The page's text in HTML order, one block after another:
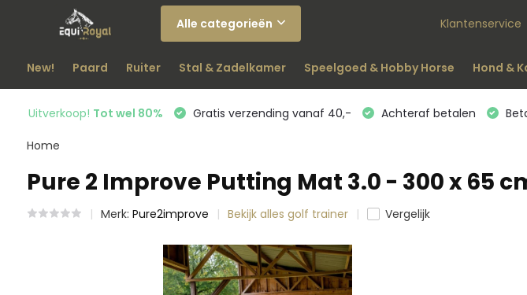
Alle categorieën Klantenservice
New! Paard Ruiter Stal & Zadelkamer Speelgoed & Hobby Horse Hond &
Uitverkoop! Tot wel 80% Gratis verzending vanaf 40,- Achteraf betalen
Home
Pure 2 Improve Putting Mat 3.0 - 300 x 65
Merk: Pure2improve Bekijk alles golf trainer Vergelijk